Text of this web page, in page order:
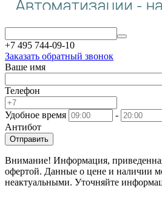
+7 495 744-09-10
Заказать обратный звонок
Ваше имя
Телефон
Удобное время
-
Антибот
Отправить
Внимание! Информация,
офертой. Данные о цене и наличии
неактуальными. Уточняйте